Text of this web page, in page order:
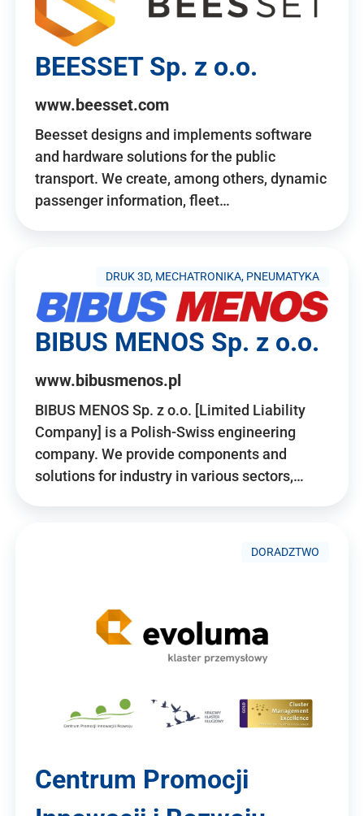
BEESSET Sp. z o.o.
www.beesset.com
Beesset designs and implements software
and hardware solutions for the public
transport. We create, among others, dynamic
passenger information, fleet…
DRUK 3D, MECHATRONIKA, PNEUMATYKA
BIBUS MENOS Sp. z o.o.
www.bibusmenos.pl
BIBUS MENOS Sp. z o.o. [Limited Liability
Company] is a Polish-Swiss engineering
company. We provide components and
solutions for industry in various sectors,…
DORADZTWO
Centrum Promocji